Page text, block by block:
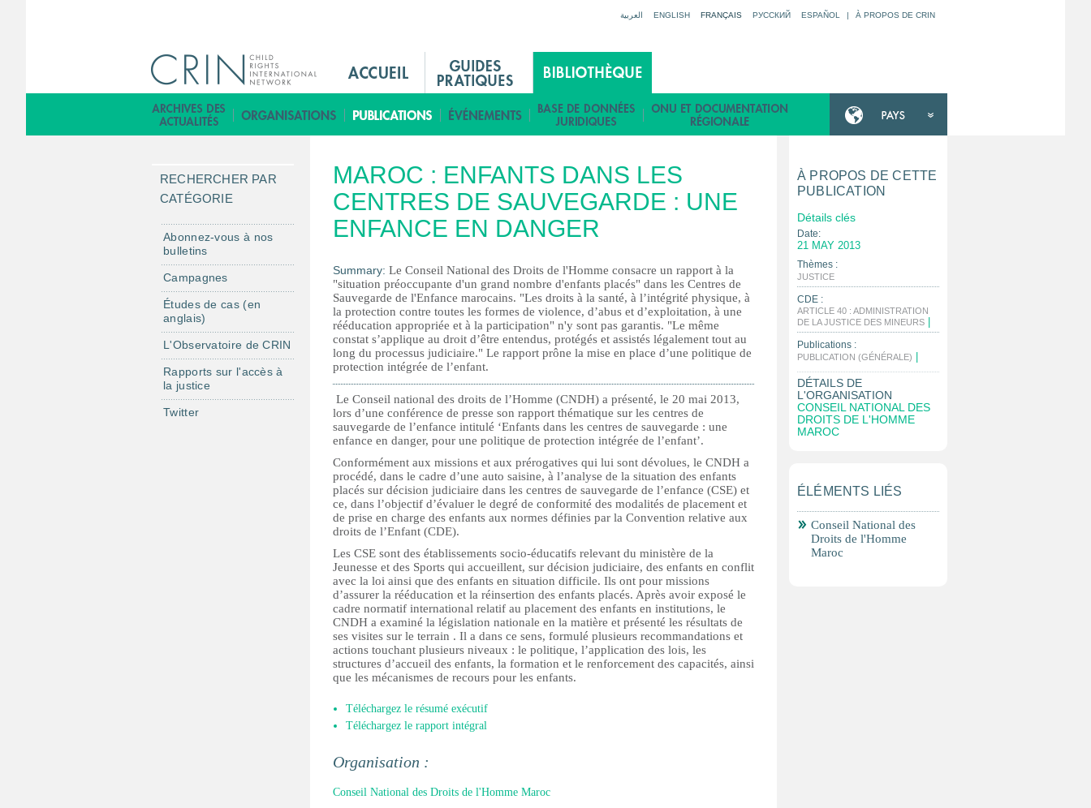
العربية ENGLISH FRANÇAIS РУССКИЙ ESPAÑOL | À PROPOS DE CRIN
i
n
e
n
u
F
i
MAROC : ENFANTS DANS LES
CENTRES DE SAUVEGARDE : UNE
ENFANCE EN DANGER
Summary: Le Conseil National des Droits de l'Homme consacre un rapport à la
"situation préoccupante d'un grand nombre d'enfants placés" dans les Centres de
Sauvegarde de l'Enfance marocains. "Les droits à la santé, à l’intégrité physique, à
la protection contre toutes les formes de violence, d’abus et d’exploitation, à une
rééducation appropriée et à la participation" n'y sont pas garantis. "Le même
constat s’applique au droit d’être entendus, protégés et assistés légalement tout au
long du processus judiciaire." Le rapport prône la mise en place d’une politique de
protection intégrée de l’enfant.
Le Conseil national des droits de l’Homme (CNDH) a présenté, le 20 mai 2013,
lors d’une conférence de presse son rapport thématique sur les centres de
sauvegarde de l’enfance intitulé ‘Enfants dans les centres de sauvegarde : une
enfance en danger, pour une politique de protection intégrée de l’enfant’.
Conformément aux missions et aux prérogatives qui lui sont dévolues, le CNDH a
procédé, dans le cadre d’une auto saisine, à l’analyse de la situation des enfants
placés sur décision judiciaire dans les centres de sauvegarde de l’enfance (CSE) et
ce, dans l’objectif d’évaluer le degré de conformité des modalités de placement et
de prise en charge des enfants aux normes définies par la Convention relative aux
droits de l’Enfant (CDE).
Les CSE sont des établissements socio-éducatifs relevant du ministère de la
Jeunesse et des Sports qui accueillent, sur décision judiciaire, des enfants en conflit
avec la loi ainsi que des enfants en situation difficile. Ils ont pour missions
d’assurer la rééducation et la réinsertion des enfants placés. Après avoir exposé le
cadre normatif international relatif au placement des enfants en institutions, le
CNDH a examiné la législation nationale en la matière et présenté les résultats de
ses visites sur le terrain . Il a dans ce sens, formulé plusieurs recommandations et
actions touchant plusieurs niveaux : le politique, l’application des lois, les
structures d’accueil des enfants, la formation et le renforcement des capacités, ainsi
que les mécanismes de recours pour les enfants.
Téléchargez le résumé exécutif
Téléchargez le rapport intégral
Organisation :
Conseil National des Droits de l'Homme Maroc
RECHERCHER PAR
CATÉGORIE
Abonnez-vous à nos
bulletins
Campagnes
Études de cas (en
anglais)
L'Observatoire de CRIN
Rapports sur l'accès à
la justice
Twitter
À PROPOS DE CETTE
PUBLICATION
Détails clés
Date:
21 MAY 2013
Thèmes :
JUSTICE
CDE :
ARTICLE 40 : ADMINISTRATION
DE LA JUSTICE DES MINEURS
Publications :
PUBLICATION (GÉNÉRALE)
DÉTAILS DE
L'ORGANISATION
CONSEIL NATIONAL DES
DROITS DE L'HOMME
MAROC
ÉLÉMENTS LIÉS
Conseil National des
Droits de l'Homme
Maroc